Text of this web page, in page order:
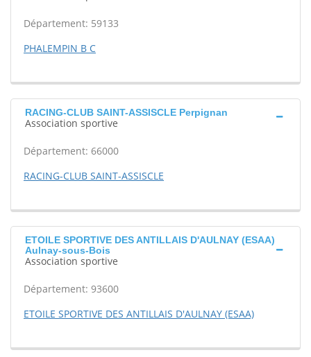
Département: 59133
PHALEMPIN B C
RACING-CLUB SAINT-ASSISCLE Perpignan
Association sportive
Département: 66000
RACING-CLUB SAINT-ASSISCLE
ETOILE SPORTIVE DES ANTILLAIS D'AULNAY (ESAA)
Aulnay-sous-Bois
Association sportive
Département: 93600
ETOILE SPORTIVE DES ANTILLAIS D'AULNAY (ESAA)